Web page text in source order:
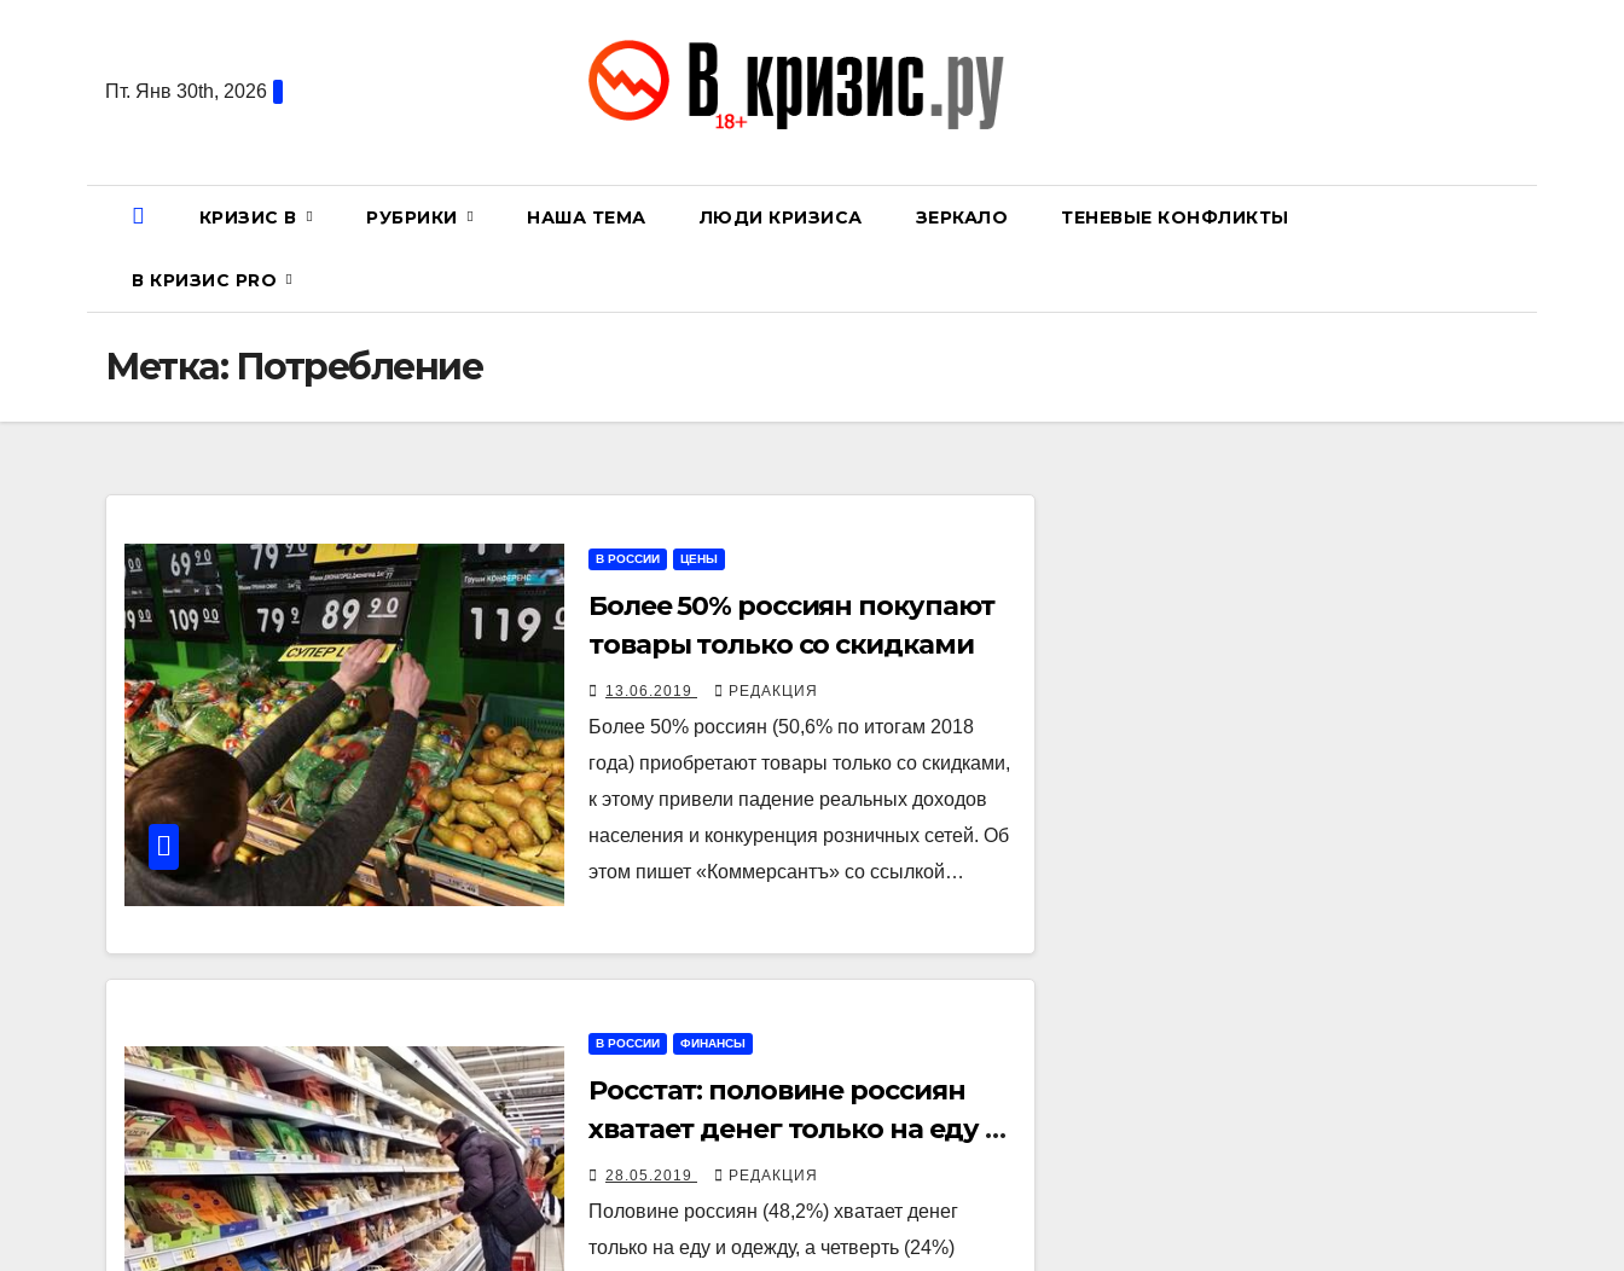
содержаниюПт. Янв 30th, 2026
КРИЗИС В РУБРИКИ НАША ТЕМА ЛЮДИ КРИЗИСА ЗЕРКАЛО ТЕНЕВЫЕ КОНФЛИКТЫ
В КРИЗИС PRO
Метка: Потребление
В РОССИИ ЦЕНЫ
Более 50% россиян покупают
товары только со скидками
13.06.2019 РЕДАКЦИЯ
Более 50% россиян (50,6% по итогам 2018
года) приобретают товары только со скидками,
к этому привели падение реальных доходов
населения и конкуренция розничных сетей. Об
этом пишет «Коммерсантъ» со ссылкой…
В РОССИИ ФИНАНСЫ
Росстат: половине россиян
хватает денег только на еду и
одежду
28.05.2019 РЕДАКЦИЯ
Половине россиян (48,2%) хватает денег
только на еду и одежду, а четверть (24%)